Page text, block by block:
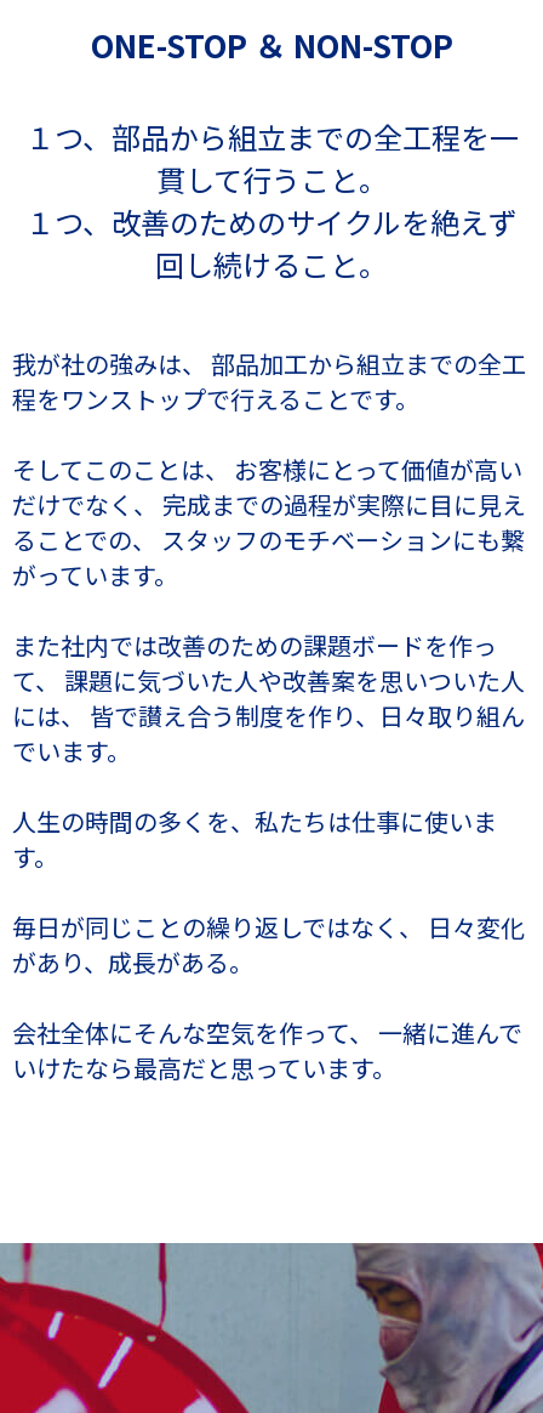
ONE-STOP ＆ NON-STOP
１つ、部品から組立までの全工程を一
貫して行うこと。
１つ、改善のためのサイクルを絶えず
回し続けること。
我が社の強みは、 部品加工から組立までの全工
程をワンストップで行えることです。
そしてこのことは、
お客様にとって価値が高い
だけでなく、
完成までの過程が実際に目に見え
ることでの、
スタッフのモチベーションにも繋
がっています。
また社内では改善のための課題ボードを作っ
て、 課題に気づいた人や改善案を思いついた人
には、
皆で讃え合う制度を作り、日々取り組ん
でいます。
人生の時間の多くを、私たちは仕事に使いま
す。
毎日が同じことの繰り返しではなく、
日々変化
があり、成長がある。
会社全体にそんな空気を作って、 一緒に進んで
いけたなら最高だと思っています。